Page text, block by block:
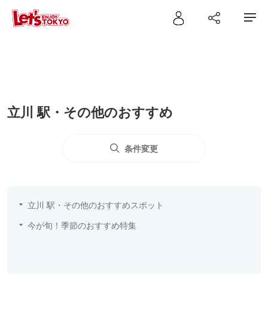
立川 駅・その他のおすすめ
条件変更
立川 駅・その他のおすすめスポット
今が旬！季節のおすすめ特集